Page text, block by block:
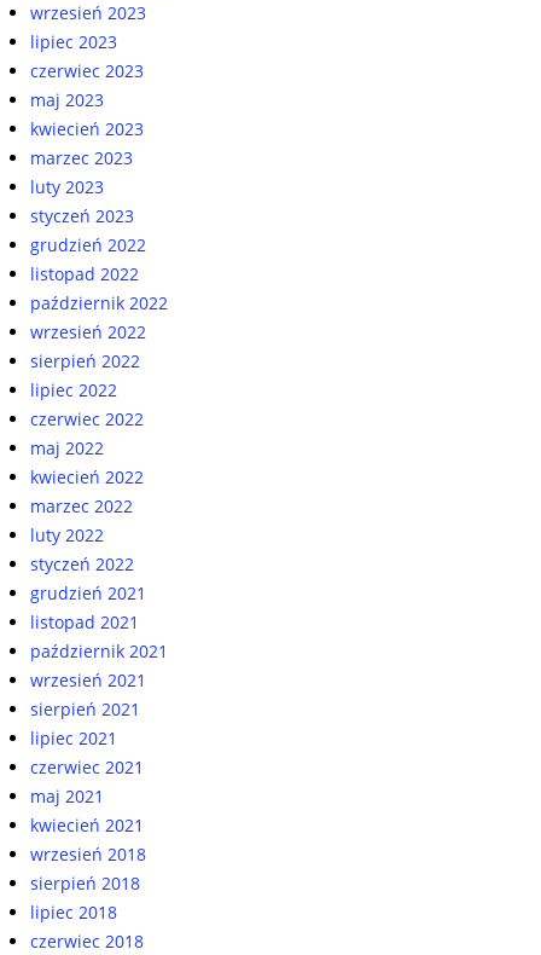
wrzesień 2023
lipiec 2023
czerwiec 2023
maj 2023
kwiecień 2023
marzec 2023
luty 2023
styczeń 2023
grudzień 2022
listopad 2022
październik 2022
wrzesień 2022
sierpień 2022
lipiec 2022
czerwiec 2022
maj 2022
kwiecień 2022
marzec 2022
luty 2022
styczeń 2022
grudzień 2021
listopad 2021
październik 2021
wrzesień 2021
sierpień 2021
lipiec 2021
czerwiec 2021
maj 2021
kwiecień 2021
wrzesień 2018
sierpień 2018
lipiec 2018
czerwiec 2018